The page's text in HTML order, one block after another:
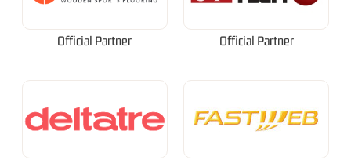
Official Partner Official Partner